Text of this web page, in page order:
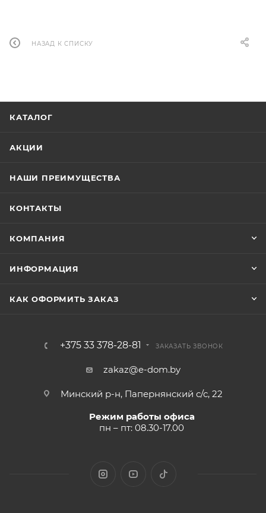
НАЗАД К СПИСКУ
КАТАЛОГ
АКЦИИ
НАШИ ПРЕИМУЩЕСТВА
КОНТАКТЫ
КОМПАНИЯ
ИНФОРМАЦИЯ
КАК ОФОРМИТЬ ЗАКАЗ
+375 33 378-28-81 ЗАКАЗАТЬ ЗВОНОК
zakaz@e-dom.by
Минский р-н, Папернянский с/с, 22
Режим работы офиса
пн – пт: 08.30-17.00